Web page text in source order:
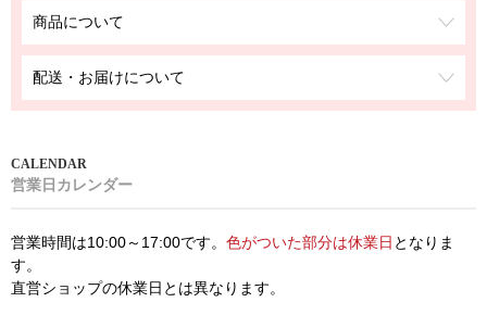
商品について
配送・お届けについて
営業日カレンダー
営業時間は10:00～17:00です。 色がついた部分は休業日 となりま
す。
直営ショップの休業日とは異なります。